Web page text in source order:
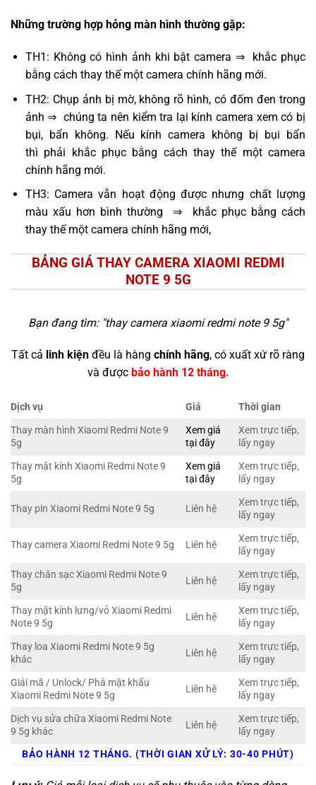
Những trường hợp hỏng màn hình thường gặp:
TH1: Không có hình ảnh khi bật camera ⇒ khắc phục
bằng cách thay thế một camera chính hãng mới.
TH2: Chụp ảnh bị mờ, không rõ hình, có đốm đen trong
ảnh ⇒ chúng ta nên kiểm tra lại kính camera xem có bị
bụi, bẩn không. Nếu kính camera không bị bụi bẩn
thì phải khắc phục bằng cách thay thế một camera
chính hãng mới.
TH3: Camera vẫn hoạt động được nhưng chất lượng
màu xấu hơn bình thường ⇒ khắc phục bằng cách
thay thế một camera chính hãng mới,
BẢNG GIÁ THAY CAMERA XIAOMI REDMI
NOTE 9 5G
Bạn đang tìm: "thay camera xiaomi redmi note 9 5g"
Tất cả linh kiện đều là hàng chính hãng, có xuất xứ rõ ràng
và được bảo hành 12 tháng.
Dịch vụ Giá
Thời gian
Thay màn hình Xiaomi Redmi Note 9
5g
Xem giá
tại đây
Xem trực tiếp,
lấy ngay
Thay mặt kính Xiaomi Redmi Note 9
5g
Xem giá
tại đây
Xem trực tiếp,
lấy ngay
Thay pin Xiaomi Redmi Note 9 5g Liên hệ
Xem trực tiếp,
lấy ngay
Thay camera Xiaomi Redmi Note 9 5g Liên hệ
Xem trực tiếp,
lấy ngay
Thay chân sạc Xiaomi Redmi Note 9
5g
Liên hệ
Xem trực tiếp,
lấy ngay
Thay mặt kính lưng/vỏ Xiaomi Redmi
Note 9 5g
Liên hệ
Xem trực tiếp,
lấy ngay
Thay loa Xiaomi Redmi Note 9 5g
khác
Liên hệ
Xem trực tiếp,
lấy ngay
Giải mã / Unlock/ Phá mật khẩu
Xiaomi Redmi Note 9 5g
Liên hệ
Xem trực tiếp,
lấy ngay
Dịch vụ sửa chữa Xiaomi Redmi Note
9 5g khác
Liên hệ
Xem trực tiếp,
lấy ngay
BẢO HÀNH 12 THÁNG. (THỜI GIAN XỬ LÝ: 30-40 PHÚT)